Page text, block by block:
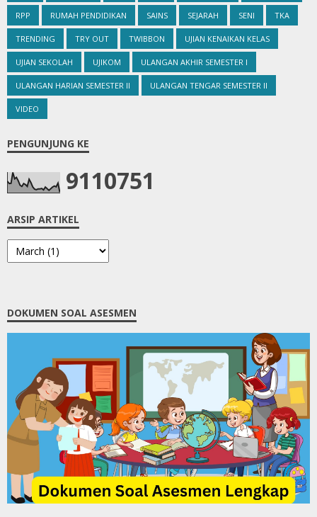
RPP RUMAH PENDIDIKAN SAINS SEJARAH SENI TKA
TRENDING TRY OUT TWIBBON UJIAN KENAIKAN KELAS
UJIAN SEKOLAH UJIKOM ULANGAN AKHIR SEMESTER I
ULANGAN HARIAN SEMESTER II ULANGAN TENGAR SEMESTER II
VIDEO
PENGUNJUNG KE
9110751
ARSIP ARTIKEL
DOKUMEN SOAL ASESMEN